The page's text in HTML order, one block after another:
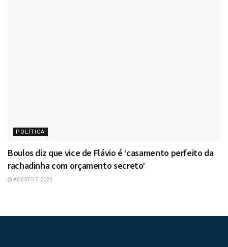
POLÍTICA
Boulos diz que vice de Flávio é ‘casamento perfeito da
rachadinha com orçamento secreto’
AGOSTO 7, 2026